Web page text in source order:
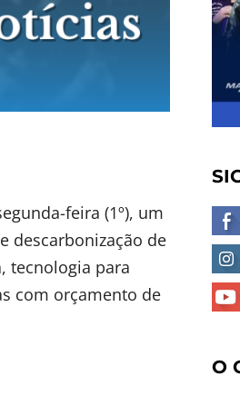
feira (1º), um
descarbonização de
tecnologia para
com orçamento de
O